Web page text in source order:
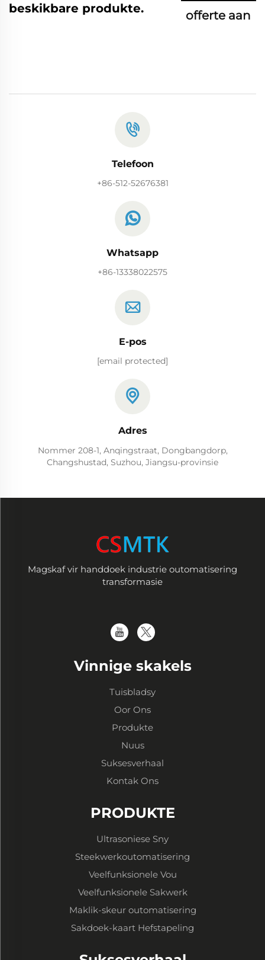
beskikbare produkte.
offerte aan
Telefoon
+86-512-52676381
Whatsapp
+86-13338022575
E-pos
[email protected]
Adres
Nommer 208-1, Anqingstraat, Dongbangdorp,
Changshustad, Suzhou, Jiangsu-provinsie
Magskaf vir handdoek industrie outomatisering
transformasie
Vinnige skakels
Tuisbladsy
Oor Ons
Produkte
Nuus
Suksesverhaal
Kontak Ons
PRODUKTE
Ultrasoniese Sny
Steekwerkoutomatisering
Veelfunksionele Vou
Veelfunksionele Sakwerk
Maklik-skeur outomatisering
Sakdoek-kaart Hefstapeling